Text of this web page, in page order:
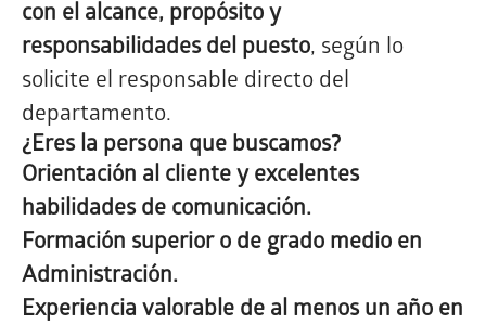
con el alcance, propósito y
responsabilidades del puesto, según lo
solicite el responsable directo del
departamento.
¿Eres la persona que buscamos?
Orientación al cliente y excelentes
habilidades de comunicación.
Formación superior o de grado medio en
Administración.
Experiencia valorable de al menos un año en